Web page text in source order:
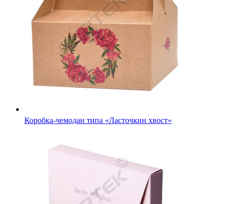
Коробка-чемодан типа «Ласточкин хвост»